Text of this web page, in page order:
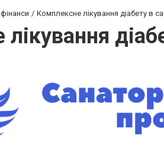
Комплексне лікування діабету в